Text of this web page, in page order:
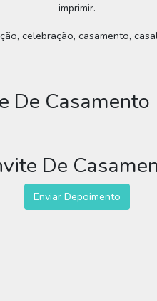
imprimir.
celebração, casamento,
De
De
Enviar Depoimento